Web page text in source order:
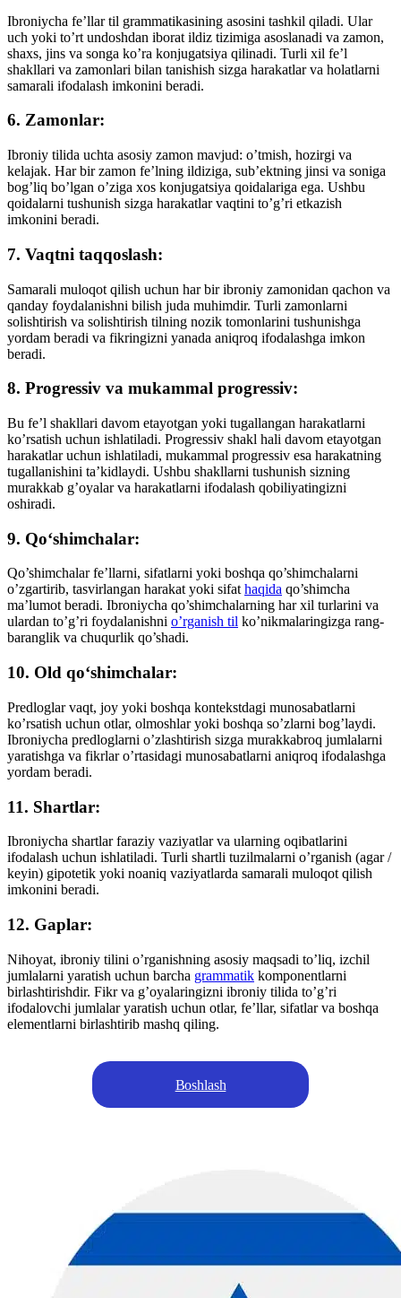
Ibroniycha fe’llar til grammatikasining asosini tashkil qiladi. Ular
uch yoki to’rt undoshdan iborat ildiz tizimiga asoslanadi va zamon,
shaxs, jins va songa ko’ra konjugatsiya qilinadi. Turli xil fe’l
shakllari va zamonlari bilan tanishish sizga harakatlar va holatlarni
samarali ifodalash imkonini beradi.
6. Zamonlar:
Ibroniy tilida uchta asosiy zamon mavjud: o’tmish, hozirgi va
kelajak. Har bir zamon fe’lning ildiziga, sub’ektning jinsi va soniga
bog’liq bo’lgan o’ziga xos konjugatsiya qoidalariga ega. Ushbu
qoidalarni tushunish sizga harakatlar vaqtini to’g’ri etkazish
imkonini beradi.
7. Vaqtni taqqoslash:
Samarali muloqot qilish uchun har bir ibroniy zamonidan qachon va
qanday foydalanishni bilish juda muhimdir. Turli zamonlarni
solishtirish va solishtirish tilning nozik tomonlarini tushunishga
yordam beradi va fikringizni yanada aniqroq ifodalashga imkon
beradi.
8. Progressiv va mukammal progressiv:
Bu fe’l shakllari davom etayotgan yoki tugallangan harakatlarni
ko’rsatish uchun ishlatiladi. Progressiv shakl hali davom etayotgan
harakatlar uchun ishlatiladi, mukammal progressiv esa harakatning
tugallanishini ta’kidlaydi. Ushbu shakllarni tushunish sizning
murakkab g’oyalar va harakatlarni ifodalash qobiliyatingizni
oshiradi.
9. Qo‘shimchalar:
Qo’shimchalar fe’llarni, sifatlarni yoki boshqa qo’shimchalarni
o’zgartirib, tasvirlangan harakat yoki sifat haqida qo’shimcha
ma’lumot beradi. Ibroniycha qo’shimchalarning har xil turlarini va
ulardan to’g’ri foydalanishni o’rganish til ko’nikmalaringizga rang-
baranglik va chuqurlik qo’shadi.
10. Old qo‘shimchalar:
Predloglar vaqt, joy yoki boshqa kontekstdagi munosabatlarni
ko’rsatish uchun otlar, olmoshlar yoki boshqa so’zlarni bog’laydi.
Ibroniycha predloglarni o’zlashtirish sizga murakkabroq jumlalarni
yaratishga va fikrlar o’rtasidagi munosabatlarni aniqroq ifodalashga
yordam beradi.
11. Shartlar:
Ibroniycha shartlar faraziy vaziyatlar va ularning oqibatlarini
ifodalash uchun ishlatiladi. Turli shartli tuzilmalarni o’rganish (agar /
keyin) gipotetik yoki noaniq vaziyatlarda samarali muloqot qilish
imkonini beradi.
12. Gaplar:
Nihoyat, ibroniy tilini o’rganishning asosiy maqsadi to’liq, izchil
jumlalarni yaratish uchun barcha grammatik komponentlarni
birlashtirishdir. Fikr va g’oyalaringizni ibroniy tilida to’g’ri
ifodalovchi jumlalar yaratish uchun otlar, fe’llar, sifatlar va boshqa
elementlarni birlashtirib mashq qiling.
Boshlash